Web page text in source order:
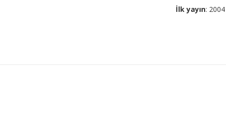
İlk yayın: 2004